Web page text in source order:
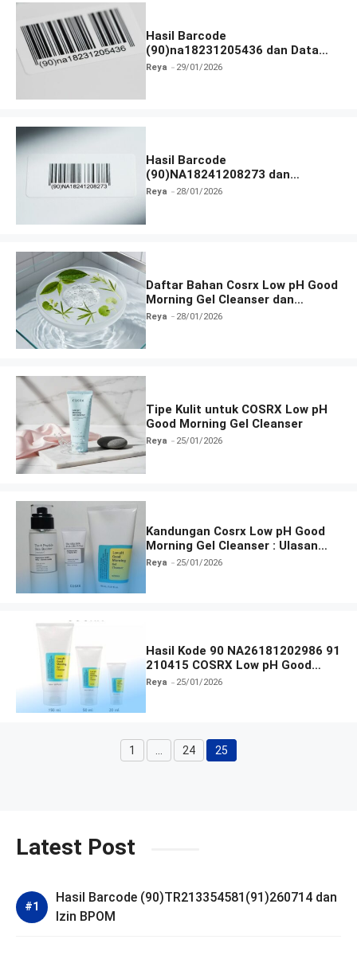
Hasil Barcode
(90)na18231205436 dan Data
Produk Terbaru
Reya 29/01/2026
Hasil Barcode
(90)NA18241208273 dan
Informasi Terlengkap
Reya 28/01/2026
Daftar Bahan Cosrx Low pH Good
Morning Gel Cleanser dan
Fungsinya
Reya 28/01/2026
Tipe Kulit untuk COSRX Low pH
Good Morning Gel Cleanser
Reya 25/01/2026
Kandungan Cosrx Low pH Good
Morning Gel Cleanser : Ulasan
Manfaat, dan Cara Pakai
Reya 25/01/2026
Hasil Kode 90 NA26181202986 91
210415 COSRX Low pH Good
Morning Gel Cleanser
Reya 25/01/2026
Halaman
1 Halaman
24 Halaman
25
Latest Post
Hasil Barcode (90)TR213354581(91)260714 dan
Izin BPOM